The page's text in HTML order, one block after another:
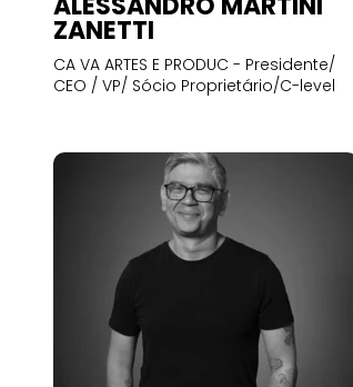
ZANETTI
CA VA ARTES E PRODUC - Presidente/
CEO / VP/ Sócio Proprietário/C-level